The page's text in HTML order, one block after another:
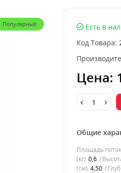
Популярный Есть в
Код Товара:
Цена:
Общие
Площадь
(кг) 0,6
(см) 4,50